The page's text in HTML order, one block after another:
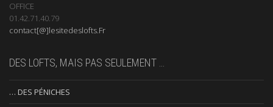
OFFICE
01.42.71.40.79
contact[@]lesitedeslofts.Fr
DES LOFTS, MAIS PAS SEULEMENT …
… DES PÉNICHES